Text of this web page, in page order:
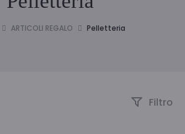
ARTICOLI REGALO Pelletteria
Filtro